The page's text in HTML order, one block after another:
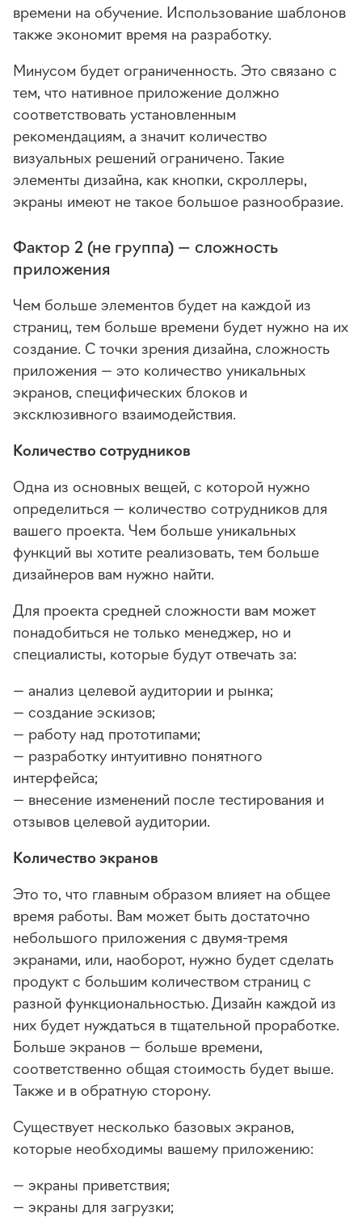
времени на обучение. Использование шаблонов
также экономит время на разработку.
Минусом будет ограниченность. Это связано с
тем, что нативное приложение должно
соответствовать установленным
рекомендациям, а значит количество
визуальных решений ограничено. Такие
элементы дизайна, как кнопки, скроллеры,
экраны имеют не такое большое разнообразие.
Фактор 2 (не группа) — сложность
приложения
Чем больше элементов будет на каждой из
страниц, тем больше времени будет нужно на их
создание. С точки зрения дизайна, сложность
приложения — это количество уникальных
экранов, специфических блоков и
эксклюзивного взаимодействия.
Количество сотрудников
Одна из основных вещей, с которой нужно
определиться — количество сотрудников для
вашего проекта. Чем больше уникальных
функций вы хотите реализовать, тем больше
дизайнеров вам нужно найти.
Для проекта средней сложности вам может
понадобиться не только менеджер, но и
специалисты, которые будут отвечать за:
— анализ целевой аудитории и рынка;
— создание эскизов;
— работу над прототипами;
— разработку интуитивно понятного
интерфейса;
— внесение изменений после тестирования и
отзывов целевой аудитории.
Количество экранов
Это то, что главным образом влияет на общее
время работы. Вам может быть достаточно
небольшого приложения с двумя-тремя
экранами, или, наоборот, нужно будет сделать
продукт с большим количеством страниц с
разной функциональностью. Дизайн каждой из
них будет нуждаться в тщательной проработке.
Больше экранов — больше времени,
соответственно общая стоимость будет выше.
Также и в обратную сторону.
Существует несколько базовых экранов,
которые необходимы вашему приложению:
— экраны приветствия;
— экраны для загрузки;